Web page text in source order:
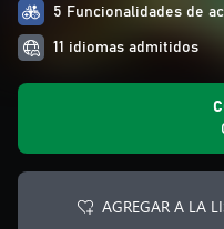
5 Funcionalidades de
11 idiomas admitidos
AGREGAR A LA